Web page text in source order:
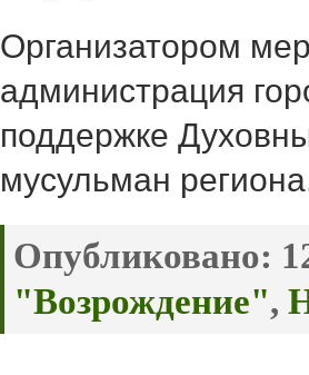
Организатором
администрация
поддержке
мусульман
Опубликовано:
"Возрождение",